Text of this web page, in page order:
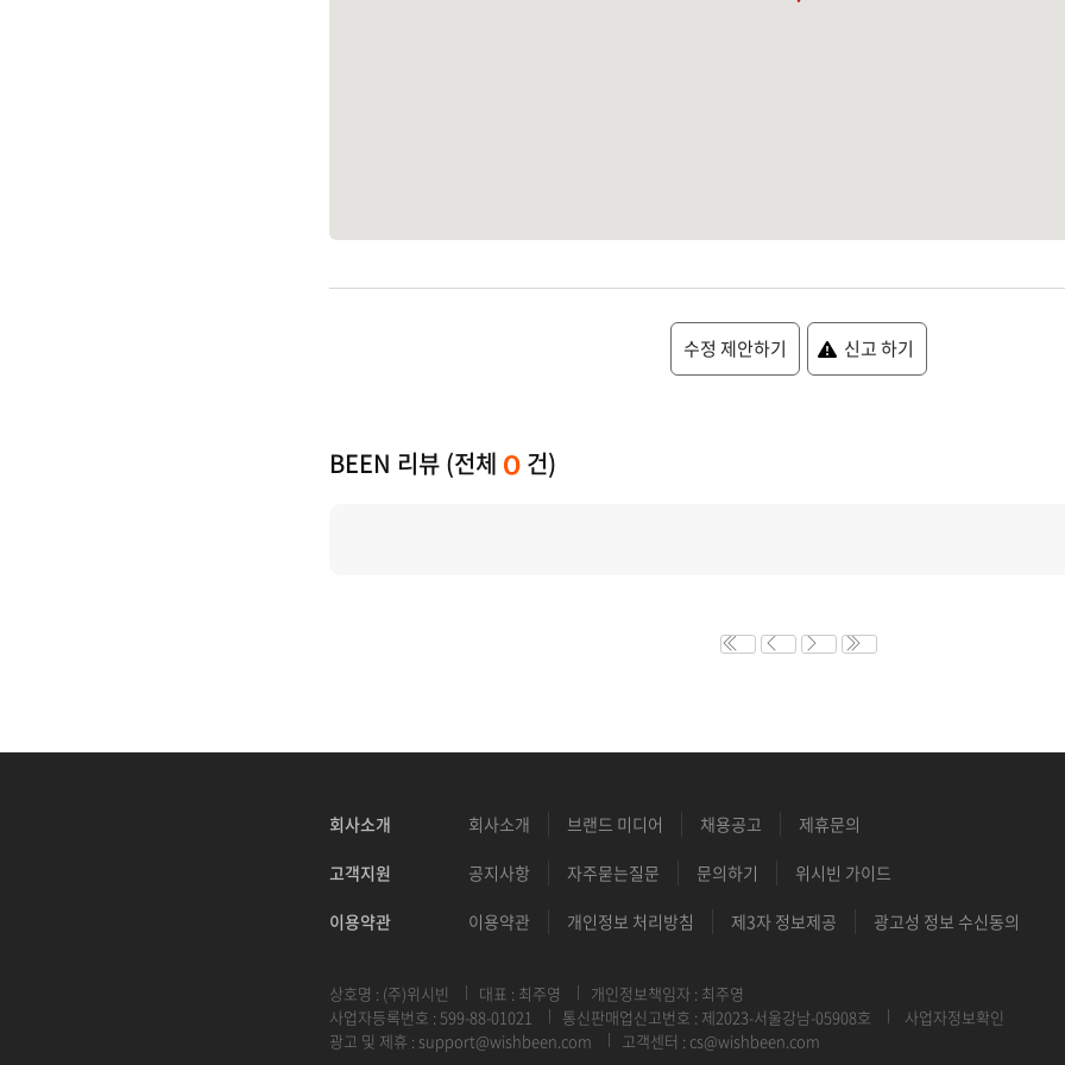
수정 제안하기 신고 하기
BEEN 리뷰 (전체 0 건)
회사소개 회사소개 브랜드 미디어 채용공고 제휴문의
고객지원 공지사항 자주묻는질문 문의하기 위시빈 가이드
이용약관 이용약관 개인정보 처리방침 제3자 정보제공 광고성 정보 수신동의
상호명 : (주)위시빈 대표 : 최주영
개인정보책임자 : 최주영
사업자등록번호 : 599-88-01021
통신판매업신고번호 : 제2023-서울강남-05908호
사업자정보확인
광고 및 제휴 : support@wishbeen.com 고객센터 : cs@wishbeen.com